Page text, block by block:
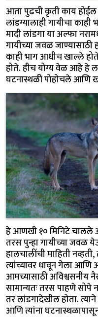
आता पुढची कृती काय होईल
लांडग्यालाही गायीचा काही
मादी लांडगा या अल्फा
गायीच्या जवळ
काही भाग आधीच खाल्ले
होते. हीच योग्य वेळ आहे हे
घटनास्थळी पोहोचले आणि
हे आणखी १० मिनिटे
तरस पुन्हा गायीच्या जवळ
हालचालींची माहिती
त्यांच्यावर धावून गेला आणि
आमच्यासाठी अविश्वसनीय
सामान्यतः तरस पाहणे
तर लांडगादेखील होता.
आणि त्यांना